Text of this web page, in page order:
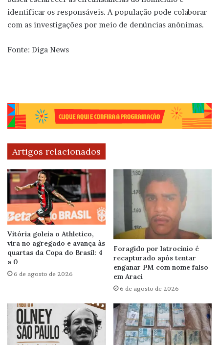
identificar os responsáveis. A população pode colaborar
com as investigações por meio de denúncias anônimas.
Fonte: Diga News
Artigos relacionados
Vitória goleia o Athletico,
vira no agregado e avança às
quartas da Copa do Brasil: 4
a 0
6 de agosto de 2026
Foragido por latrocínio é
recapturado após tentar
enganar PM com nome falso
em Araci
6 de agosto de 2026